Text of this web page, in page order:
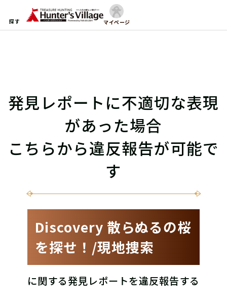
探す マイページ
発見レポートに不適切な表現
があった場合
こちらから違反報告が可能で
す
Discovery 散らぬるの桜
を探せ！/現地捜索
に関する発見レポートを違反報告する